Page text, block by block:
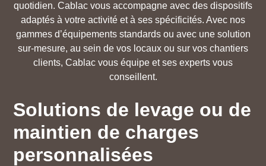
quotidien. Cablac vous accompagne avec des dispositifs
adaptés à votre activité et à ses spécificités. Avec nos
gammes d’équipements standards ou avec une solution
sur-mesure, au sein de vos locaux ou sur vos chantiers
clients, Cablac vous équipe et ses experts vous
conseillent.
Solutions de levage ou de
maintien de charges
personnalisées